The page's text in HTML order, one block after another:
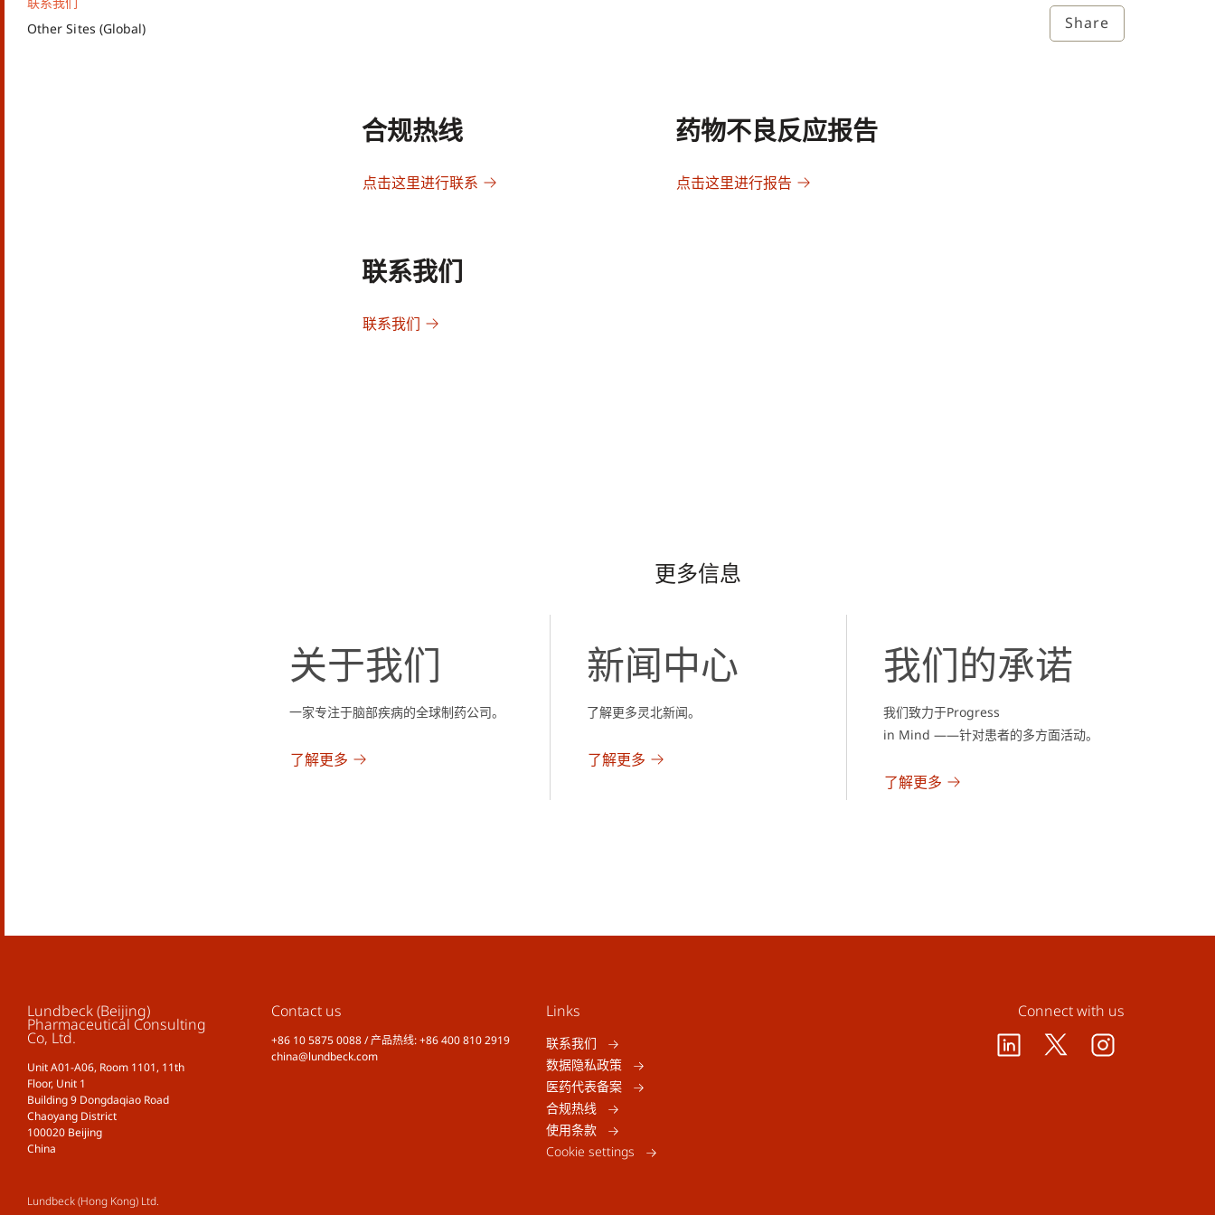
Other Sites (Global)
Share
合规热线
点击这里进行联系
药物不良反应报告
点击这里进行报告
联系我们
联系我们
更多信息
关于我们
一家专注于脑部疾病的全球制药公司。
了解更多
新闻中心
了解更多灵北新闻。
了解更多
我们的承诺
我们致力于Progress
in Mind ——针对患者的多方面活动。
了解更多
Lundbeck (Beijing)
Pharmaceutical Consulting
Co, Ltd.
Unit A01-A06, Room 1101, 11th
Floor, Unit 1
Building 9 Dongdaqiao Road
Chaoyang District
100020 Beijing
China
Contact us
+86 10 5875 0088 / 产品热线: +86 400 810 2919
china@lundbeck.com
Links
联系我们
数据隐私政策
医药代表备案
合规热线
使用条款
Cookie settings
Connect with us
Lundbeck (Hong Kong) Ltd.